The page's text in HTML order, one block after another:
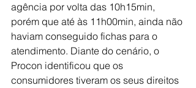
agência por volta das 10h15min,
porém que até às 11h00min, ainda não
haviam conseguido fichas para o
atendimento. Diante do cenário, o
Procon identificou que os
consumidores tiveram os seus direitos